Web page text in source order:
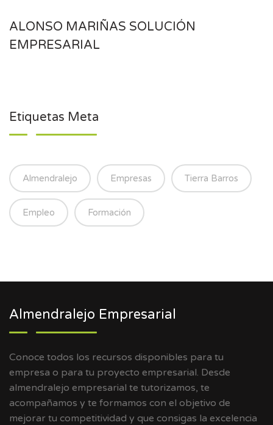
ALONSO MARIÑAS SOLUCIÓN
EMPRESARIAL
Etiquetas Meta
Almendralejo Empresas Tierra Barros
Empleo Formación
Almendralejo Empresarial
Conoce todos los recursos disponibles para tu
empresa o para tu proyecto empresarial. Desde
almendralejo empresarial te tutorizamos, te
acompañamos y te formamos con el objetivo de
mejorar tu competitividad y que consigas la excelencia